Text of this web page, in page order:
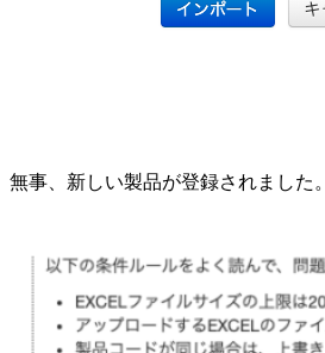
無事、新しい製品が登録されました。